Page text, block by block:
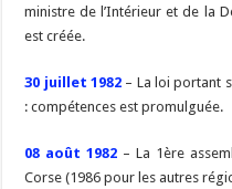
ministre de l’Intérieur et de la
est créée.
30 juillet 1982 – La loi portant
: compétences est promulguée.
08 août 1982 – La 1ère
Corse (1986 pour les autres